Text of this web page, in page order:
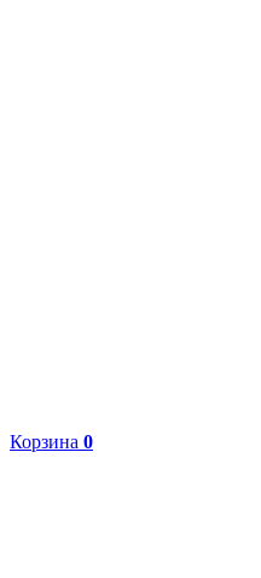
Корзина 0